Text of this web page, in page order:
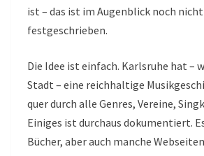
ist – das ist im Augenblick noch nicht
festgeschrieben.
Die Idee ist einfach. Karlsruhe hat –
Stadt – eine reichhaltige
quer durch alle Genres, Vereine,
Einiges ist durchaus dokumentiert.
Bücher, aber auch manche